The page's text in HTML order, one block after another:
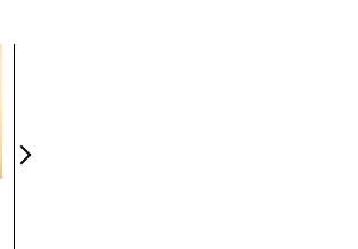
を徹底する理由